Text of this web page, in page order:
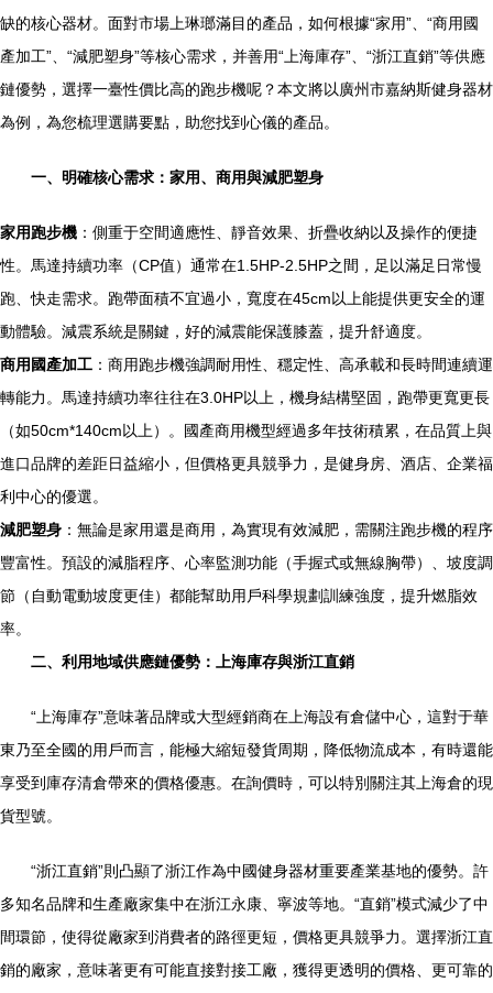
缺的核心器材。面對市場上琳瑯滿目的產品，如何根據“家用”、“商用國
產加工”、“減肥塑身”等核心需求，并善用“上海庫存”、“浙江直銷”等供應
鏈優勢，選擇一臺性價比高的跑步機呢？本文將以廣州市嘉納斯健身器材
為例，為您梳理選購要點，助您找到心儀的產品。
一、明確核心需求：家用、商用與減肥塑身
家用跑步機 ：側重于空間適應性、靜音效果、折疊收納以及操作的便捷
性。馬達持續功率（CP值）通常在1.5HP-2.5HP之間，足以滿足日常慢
跑、快走需求。跑帶面積不宜過小，寬度在45cm以上能提供更安全的運
動體驗。減震系統是關鍵，好的減震能保護膝蓋，提升舒適度。
商用國產加工 ：商用跑步機強調耐用性、穩定性、高承載和長時間連續運
轉能力。馬達持續功率往往在3.0HP以上，機身結構堅固，跑帶更寬更長
（如50cm*140cm以上）。國產商用機型經過多年技術積累，在品質上與
進口品牌的差距日益縮小，但價格更具競爭力，是健身房、酒店、企業福
利中心的優選。
減肥塑身 ：無論是家用還是商用，為實現有效減肥，需關注跑步機的程序
豐富性。預設的減脂程序、心率監測功能（手握式或無線胸帶）、坡度調
節（自動電動坡度更佳）都能幫助用戶科學規劃訓練強度，提升燃脂效
率。
二、利用地域供應鏈優勢：上海庫存與浙江直銷
“上海庫存”意味著品牌或大型經銷商在上海設有倉儲中心，這對于華
東乃至全國的用戶而言，能極大縮短發貨周期，降低物流成本，有時還能
享受到庫存清倉帶來的價格優惠。在詢價時，可以特別關注其上海倉的現
貨型號。
“浙江直銷”則凸顯了浙江作為中國健身器材重要產業基地的優勢。許
多知名品牌和生產廠家集中在浙江永康、寧波等地。“直銷”模式減少了中
間環節，使得從廠家到消費者的路徑更短，價格更具競爭力。選擇浙江直
銷的廠家，意味著更有可能直接對接工廠，獲得更透明的價格、更可靠的